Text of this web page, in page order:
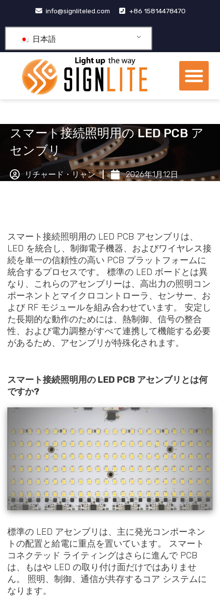
テ
ツ
ッ
info@signliteled.com +86 15814478470
日本語
メ
ニ
ュ
ー
スマート接続照明用の LED PCB ア
センブリ
リチャード・リャン 2026年1月12日
スマート接続照明用の LED PCB アセンブリは、
LED を統合し、制御電子機器、およびワイヤレス接
続を単一の信頼性の高い PCB プラットフォームに
統合するプロセスです。 標準の LED ボードとは異
なり、これらのアセンブリーは、高出力の照明コン
ポーネントとマイクロコントローラ、センサー、お
よび RF モジュールを組み合わせています。 安定し
た長期的な動作のためには、熱制御、信号の整合
性、および電力調整がすべて連携して機能する必要
があるため、アセンブリが特殊化されます。
スマート接続照明用の LED PCB アセンブリとは何
ですか?
標準の LED アセンブリは、主に発光コンポーネン
トの配置と給電に重点を置いています。 スマート
コネクテッド ライティングはさらに進んで PCB
は、もはや LED の取り付け面だけではありませ
ん。 照明、制御、通信が共存するコア システムに
なります。